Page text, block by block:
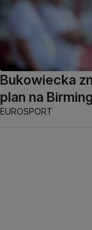
Bukowiecka
plan na
EUROSPORT